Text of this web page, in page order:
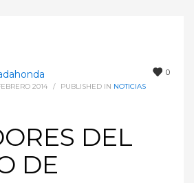
0
2014 / PUBLISHED IN NOTICIAS
DEL
DE